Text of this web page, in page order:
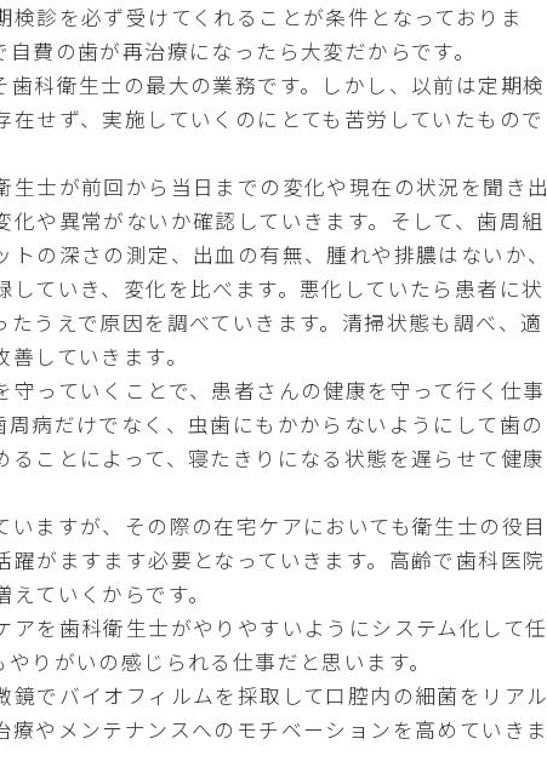
検診を必ず受けてくれることが条件となっておりま
費の歯が再治療になったら大変だからです。
歯科衛生士の最大の業務です。しかし、以前は定期検
せず、実施していくのにとても苦労していたもので
生士が前回から当日までの変化や現在の状況を聞き出
化や異常がないか確認していきます。そして、歯周組
の深さの測定、出血の有無、腫れや排膿はないか、
していき、変化を比べます。悪化していたら患者に状
うえで原因を調べていきます。清掃状態も調べ、適
していきます。
守っていくことで、患者さんの健康を守って行く仕事
周病だけでなく、虫歯にもかからないようにして歯の
ることによって、寝たきりになる状態を遅らせて健康
いますが、その際の在宅ケアにおいても衛生士の役目
躍がますます必要となっていきます。高齢で歯科医院
ていくからです。
アを歯科衛生士がやりやすいようにシステム化して任
りがいの感じられる仕事だと思います。
鏡でバイオフィルムを採取して口腔内の細菌をリアル
療やメンテナンスへのモチベーションを高めていきま